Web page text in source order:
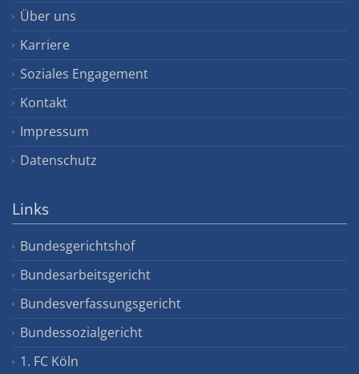
Über uns
Karriere
Soziales Engagement
Kontakt
Impressum
Datenschutz
Links
Bundesgerichtshof
Bundesarbeitsgericht
Bundesverfassungsgericht
Bundessozialgericht
1. FC Köln